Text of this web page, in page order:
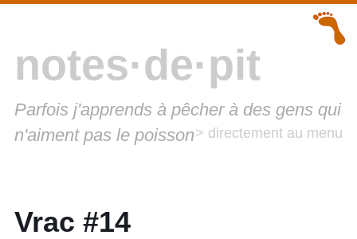
notes·de·pit
Parfois j'apprends à pêcher à des gens qui
n'aiment pas le poisson> directement au menu
Vrac #14